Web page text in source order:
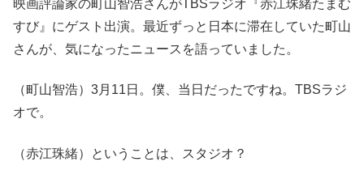
映画評論家の町山智浩さんがTBSラジオ『赤江珠緒たまむ
すび』にゲスト出演。最近ずっと日本に滞在していた町山
さんが、気になったニュースを語っていました。
（町山智浩）3月11日。僕、当日だったですね。TBSラジ
オで。
（赤江珠緒）ということは、スタジオ？